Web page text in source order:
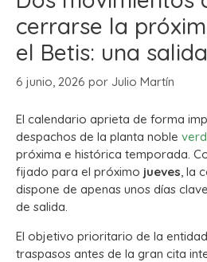
cerrarse la
el Betis: una
6 junio, 2026 por Julio Martín
El calendario aprieta de forma
despachos de la planta noble
próxima e histórica temporada.
fijado para el próximo jueves, la
dispone de apenas unos días
de salida.
El objetivo prioritario de la
traspasos antes de la gran cita